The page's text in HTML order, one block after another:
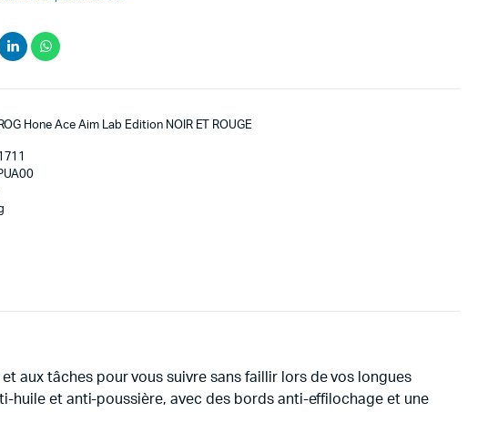
ROG Hone Ace Aim Lab Edition NOIR ET ROUGE
aux tâches pour vous suivre sans faillir lors de vos longues
huile et anti-poussière, avec des bords anti-effilochage et une